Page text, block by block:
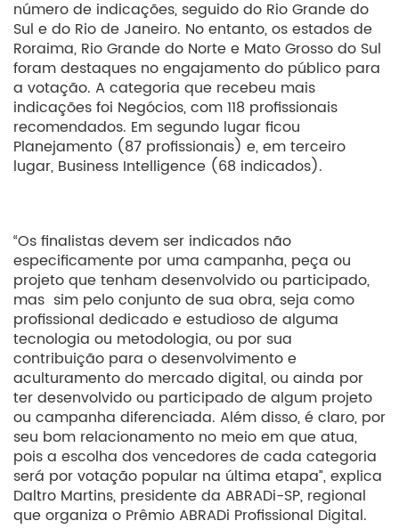
número de indicações, seguido do Rio Grande do
Sul e do Rio de Janeiro. No entanto, os estados de
Roraima, Rio Grande do Norte e Mato Grosso do Sul
foram destaques no engajamento do público para
a votação. A categoria que recebeu mais
indicações foi Negócios, com 118 profissionais
recomendados. Em segundo lugar ficou
Planejamento (87 profissionais) e, em terceiro
lugar, Business Intelligence (68 indicados).
“Os finalistas devem ser indicados não
especificamente por uma campanha, peça ou
projeto que tenham desenvolvido ou participado,
mas sim pelo conjunto de sua obra, seja como
profissional dedicado e estudioso de alguma
tecnologia ou metodologia, ou por sua
contribuição para o desenvolvimento e
aculturamento do mercado digital, ou ainda por
ter desenvolvido ou participado de algum projeto
ou campanha diferenciada. Além disso, é claro, por
seu bom relacionamento no meio em que atua,
pois a escolha dos vencedores de cada categoria
será por votação popular na última etapa”, explica
Daltro Martins, presidente da ABRADi-SP, regional
que organiza o Prêmio ABRADi Profissional Digital.